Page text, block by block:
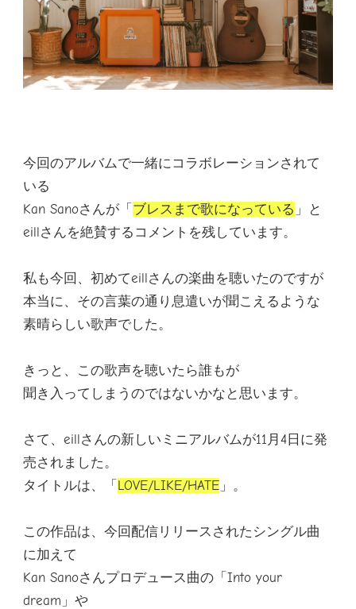
今回のアルバムで一緒にコラボレーションされて
いる
Kan Sanoさんが「 ブレスまで歌になっている 」と
eillさんを絶賛するコメントを残しています。
私も今回、初めてeillさんの楽曲を聴いたのですが
本当に、その言葉の通り息遣いが聞こえるような
素晴らしい歌声でした。
きっと、この歌声を聴いたら誰もが
聞き入ってしまうのではないかなと思います。
さて、eillさんの新しいミニアルバムが11月4日に発
売されました。
タイトルは、「 LOVE/LIKE/HATE 」。
この作品は、今回配信リリースされたシングル曲
に加えて
Kan Sanoさんプロデュース曲の「 Into your
dream 」や